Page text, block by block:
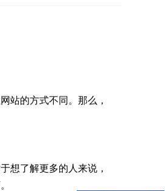
站的方式不同。那么，
想了解更多的人来说，